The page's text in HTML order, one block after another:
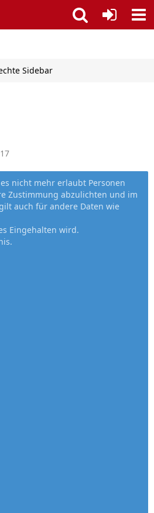
nicht mehr erlaubt Personen
Zustimmung abzulichten und im
auch für andere Daten wie
Eingehalten wird.